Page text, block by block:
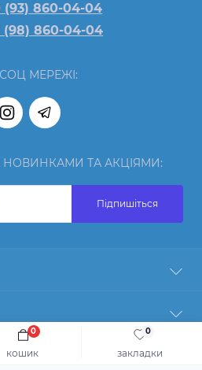
закладки
0
кошик
0
(93) 860-04-04
(98) 860-04-04
СОЦ МЕРЕЖІ:
НОВИНКАМИ ТА АКЦІЯМИ:
Підпишіться